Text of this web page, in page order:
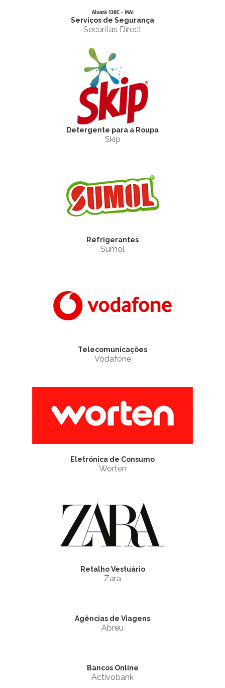
Serviços de Segurança
Securitas Direct
Detergente para a Roupa
Skip
Refrigerantes
Sumol
Telecomunicações
Vodafone
Eletrónica de Consumo
Worten
Retalho Vestuário
Zara
Agências de Viagens
Abreu
Bancos Online
Activobank